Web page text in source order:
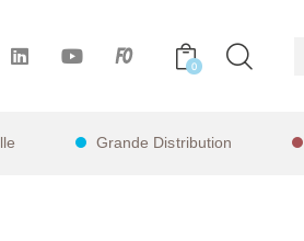
0
Grande Distribution